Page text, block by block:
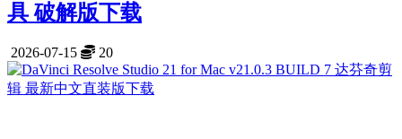
具 破解版下载
2026-07-15 20